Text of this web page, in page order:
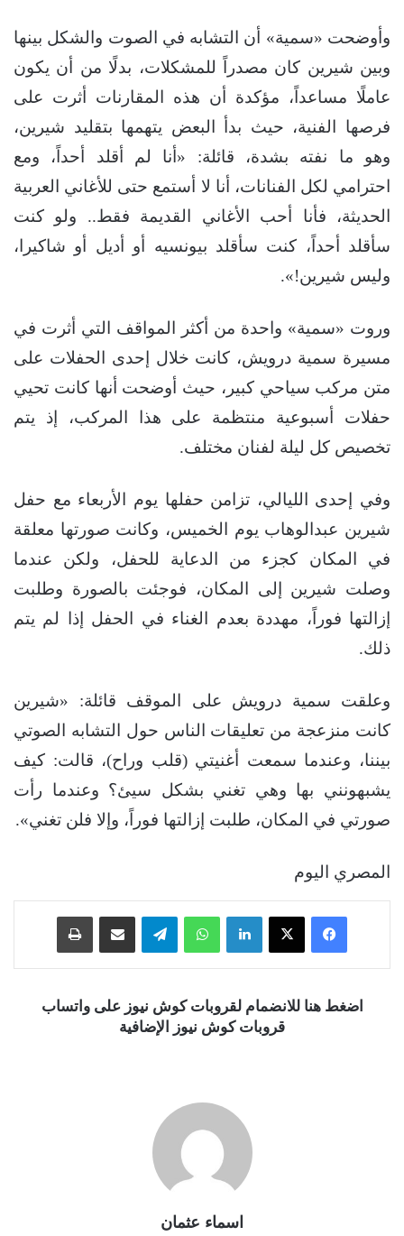
وأوضحت «سمية» أن التشابه في الصوت والشكل بينها
وبين شيرين كان مصدراً للمشكلات، بدلًا من أن يكون
عاملًا مساعداً، مؤكدة أن هذه المقارنات أثرت على
فرصها الفنية، حيث بدأ البعض يتهمها بتقليد شيرين،
وهو ما نفته بشدة، قائلة: «أنا لم أقلد أحداً، ومع
احترامي لكل الفنانات، أنا لا أستمع حتى للأغاني العربية
الحديثة، فأنا أحب الأغاني القديمة فقط.. ولو كنت
سأقلد أحداً، كنت سأقلد بيونسيه أو أديل أو شاكيرا،
وليس شيرين!».
وروت «سمية» واحدة من أكثر المواقف التي أثرت في
مسيرة سمية درويش، كانت خلال إحدى الحفلات على
متن مركب سياحي كبير، حيث أوضحت أنها كانت تحيي
حفلات أسبوعية منتظمة على هذا المركب، إذ يتم
تخصيص كل ليلة لفنان مختلف.
وفي إحدى الليالي، تزامن حفلها يوم الأربعاء مع حفل
شيرين عبدالوهاب يوم الخميس، وكانت صورتها معلقة
في المكان كجزء من الدعاية للحفل، ولكن عندما
وصلت شيرين إلى المكان، فوجئت بالصورة وطلبت
إزالتها فوراً، مهددة بعدم الغناء في الحفل إذا لم يتم
ذلك.
وعلقت سمية درويش على الموقف قائلة: «شيرين
كانت منزعجة من تعليقات الناس حول التشابه الصوتي
بيننا، وعندما سمعت أغنيتي (قلب وراح)، قالت: كيف
يشبهونني بها وهي تغني بشكل سيئ؟ وعندما رأت
صورتي في المكان، طلبت إزالتها فوراً، وإلا فلن تغني».
المصري اليوم
فيسبوك ‫X لينكدإن واتساب تيلقرام
اضغط هنا للانضمام لقروبات كوش نيوز على واتساب
قروبات كوش نيوز الإضافية
اسماء عثمان